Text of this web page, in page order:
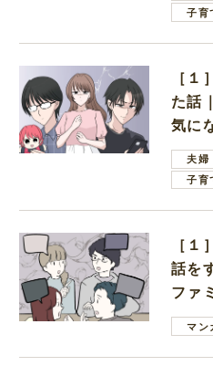
子育
［
た話
気に
ない
夫婦
子育
［
話を
ファ
は電
マン